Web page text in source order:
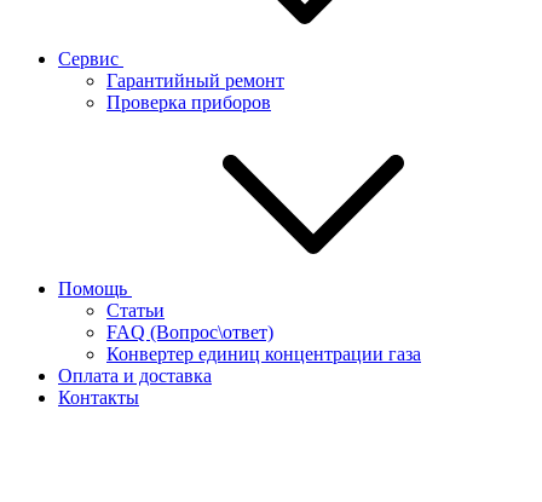
Сервис
Гарантийный ремонт
Проверка приборов
Помощь
Статьи
FAQ (Вопрос\ответ)
Конвертер единиц концентрации газа
Оплата и доставка
Контакты